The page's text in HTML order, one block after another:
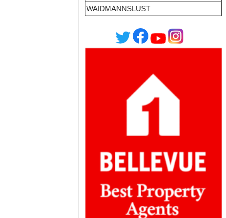
WAIDMANNSLUST